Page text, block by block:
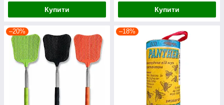
Купити Купити
–20% –18%